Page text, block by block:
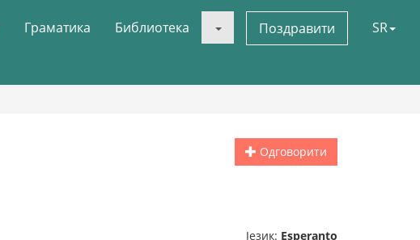
Граматика Библиотека Поздравити SR
Одговорити
Језик: Esperanto